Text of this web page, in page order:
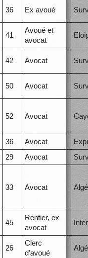
36 Ex avoué
41
Avoué et
avocat
42 Avocat
50 Avocat
52 Avocat
36 Avocat
29 Avocat
33 Avocat
45
Rentier, ex
avocat
26
Clerc
d'avoué